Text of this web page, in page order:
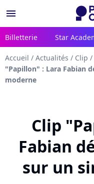
menu
Billetterie Star
Accueil / Actualités / Clip /
"Papillon" : Lara Fabian
moderne
Clip
Fabian
sur un